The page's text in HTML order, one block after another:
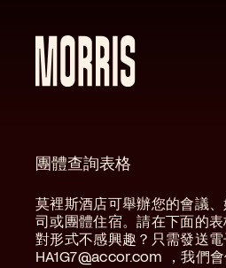
團體查詢表格
莫裡斯酒店可舉辦您的會議
司或團體住宿。請在下面的表
對形式不感興趣？只需發送
HA1G7@accor.com ，我們